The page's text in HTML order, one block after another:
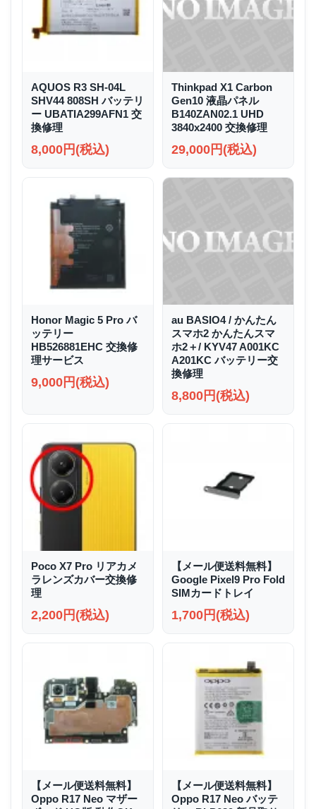
AQUOS R3 SH-04L
SHV44 808SH バッテリ
ー UBATIA299AFN1 交
換修理
8,000円(税込)
Thinkpad X1 Carbon
Gen10 液晶パネル
B140ZAN02.1 UHD
3840x2400 交換修理
29,000円(税込)
Honor Magic 5 Pro バ
ッテリー
HB526881EHC 交換修
理サービス
9,000円(税込)
au BASIO4 / かんたん
スマホ2 かんたんスマ
ホ2＋/ KYV47 A001KC
A201KC バッテリー交
換修理
8,800円(税込)
Poco X7 Pro リアカメ
ラレンズカバー交換修
理
2,200円(税込)
【メール便送料無料】
Google Pixel9 Pro Fold
SIMカードトレイ
1,700円(税込)
【メール便送料無料】
Oppo R17 Neo マザー
【メール便送料無料】
Oppo R17 Neo バッテ